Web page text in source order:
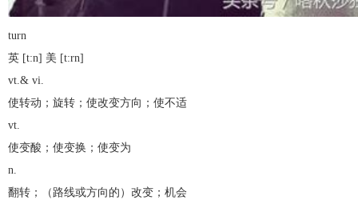
turn
英 [t:n] 美 [t:rn]
vt.& vi.
使转动；旋转；使改变方向；使不适
vt.
使变酸；使变换；使变为
n.
翻转；（路线或方向的）改变；机会